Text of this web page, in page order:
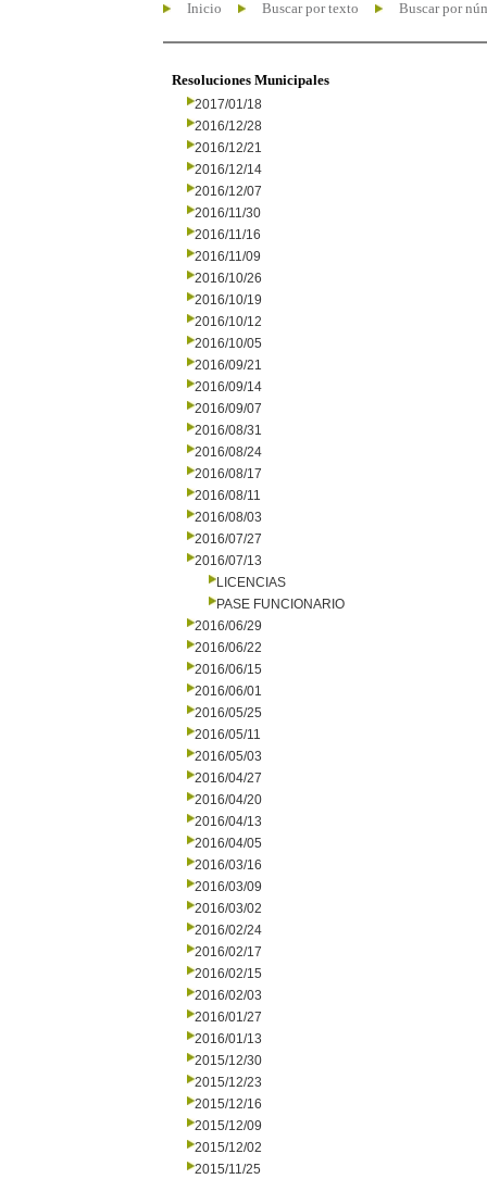
Inicio Buscar por texto Buscar por
Resoluciones Municipales
2017/01/18
2016/12/28
2016/12/21
2016/12/14
2016/12/07
2016/11/30
2016/11/16
2016/11/09
2016/10/26
2016/10/19
2016/10/12
2016/10/05
2016/09/21
2016/09/14
2016/09/07
2016/08/31
2016/08/24
2016/08/17
2016/08/11
2016/08/03
2016/07/27
2016/07/13
LICENCIAS
PASE FUNCIONARIO
2016/06/29
2016/06/22
2016/06/15
2016/06/01
2016/05/25
2016/05/11
2016/05/03
2016/04/27
2016/04/20
2016/04/13
2016/04/05
2016/03/16
2016/03/09
2016/03/02
2016/02/24
2016/02/17
2016/02/15
2016/02/03
2016/01/27
2016/01/13
2015/12/30
2015/12/23
2015/12/16
2015/12/09
2015/12/02
2015/11/25